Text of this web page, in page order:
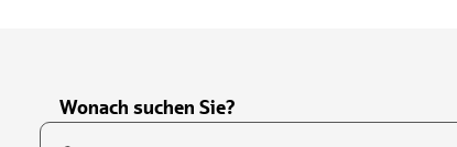
Wonach suchen Sie?
Suchfeld